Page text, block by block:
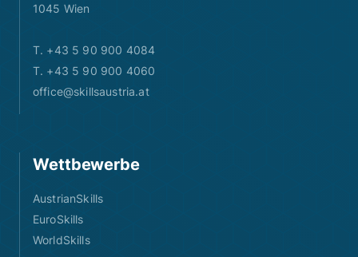
1045 Wien
T. +43 5 90 900 4084
T. +43 5 90 900 4060
office@skillsaustria.at
Wettbewerbe
AustrianSkills
EuroSkills
WorldSkills